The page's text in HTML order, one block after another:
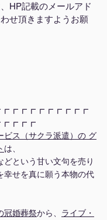
HP記載のメールアド
せ頂きますようお願
ビス（サクラ派遣）の グ
は、
どという甘い文句を売り
幸せを真に願う本物の代
冠婚葬祭から、 ライブ・